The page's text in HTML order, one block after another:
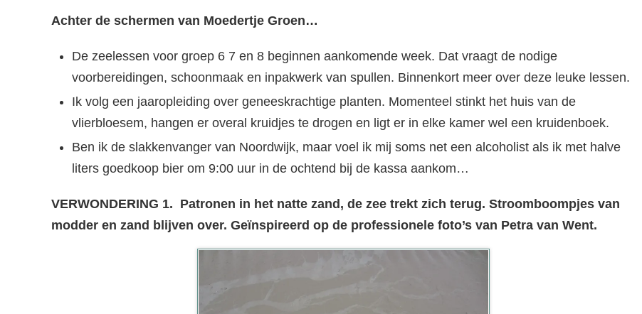
Achter de schermen van Moedertje Groen…
De zeelessen voor groep 6 7 en 8 beginnen aankomende week. Dat vraagt de nodige
voorbereidingen, schoonmaak en inpakwerk van spullen. Binnenkort meer over deze leuke lessen.
Ik volg een jaaropleiding over geneeskrachtige planten. Momenteel stinkt het huis van de
vlierbloesem, hangen er overal kruidjes te drogen en ligt er in elke kamer wel een kruidenboek.
Ben ik de slakkenvanger van Noordwijk, maar voel ik mij soms net een alcoholist als ik met halve
liters goedkoop bier om 9:00 uur in de ochtend bij de kassa aankom…
VERWONDERING 1. Patronen in het natte zand, de zee trekt zich terug. Stroomboompjes van
modder en zand blijven over. Geïnspireerd op de professionele foto’s van Petra van Went.